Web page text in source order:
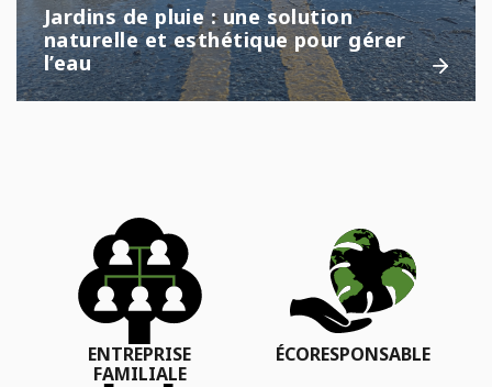
Jardins de pluie : une solution
naturelle et esthétique pour gérer
l’eau
ENTREPRISE
FAMILIALE
ÉCORESPONSABLE